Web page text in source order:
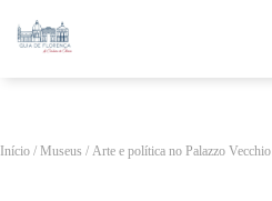
Início / Museus / Arte e política no Palazzo Vecchio